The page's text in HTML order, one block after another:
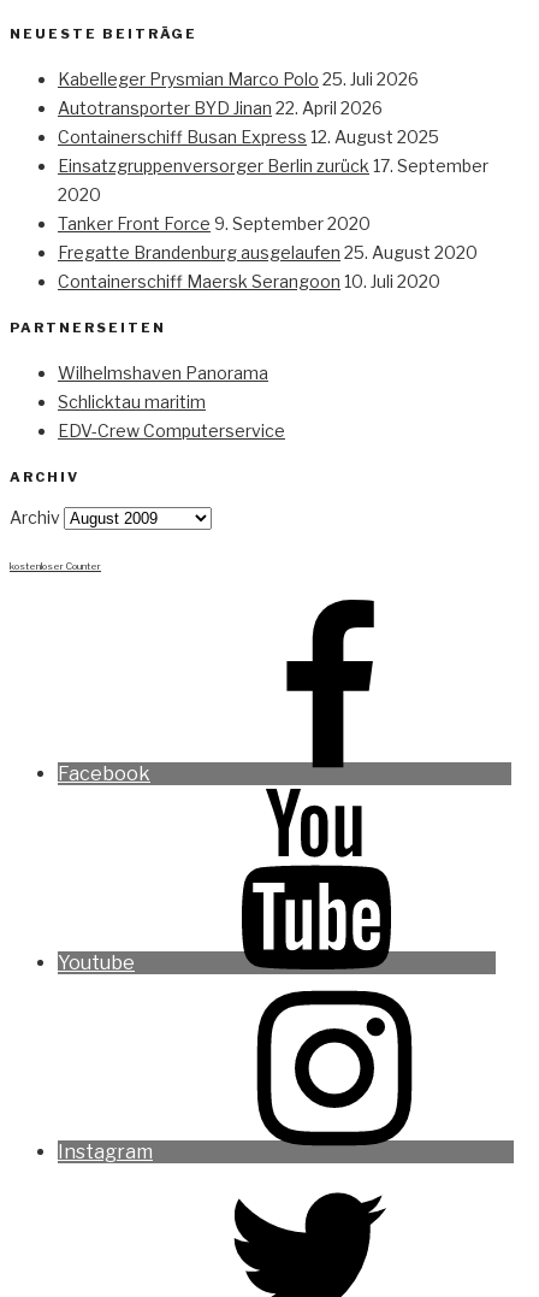
NEUESTE BEITRÄGE
Kabelleger Prysmian Marco Polo 25. Juli 2026
Autotransporter BYD Jinan 22. April 2026
Containerschiff Busan Express 12. August 2025
Einsatzgruppenversorger Berlin zurück 17. September
2020
Tanker Front Force 9. September 2020
Fregatte Brandenburg ausgelaufen 25. August 2020
Containerschiff Maersk Serangoon 10. Juli 2020
PARTNERSEITEN
Wilhelmshaven Panorama
Schlicktau maritim
EDV-Crew Computerservice
ARCHIV
Archiv
kostenloser Counter
Facebook
Youtube
Instagram